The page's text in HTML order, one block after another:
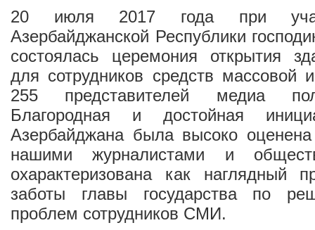
20 июля 2017 года при
Азербайджанской Республики
состоялась церемония открытия
для сотрудников средств
255 представителей медиа
Благородная и достойная
Азербайджана была высоко
нашими журналистами и
охарактеризована как наглядный
заботы главы государства по
проблем сотрудников СМИ.